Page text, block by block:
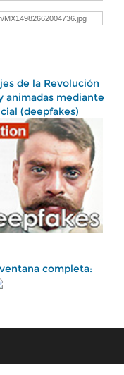
de la Revolución
animadas mediante
(deepfakes)
completa: